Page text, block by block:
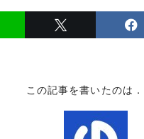
この記事を書いたのは．